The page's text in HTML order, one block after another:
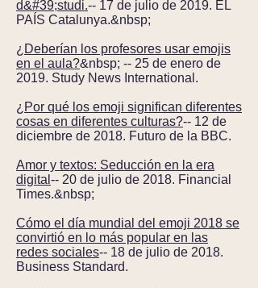
d&#39;studi.-- 17 de julio de 2019. EL
PAÍS Catalunya.&nbsp;
¿Deberían los profesores usar emojis
en el aula?&nbsp; -- 25 de enero de
2019. Study News International.
¿Por qué los emoji significan diferentes
cosas en diferentes culturas?-- 12 de
diciembre de 2018. Futuro de la BBC.
Amor y textos: Seducción en la era
digital -- 20 de julio de 2018. Financial
Times.&nbsp;
Cómo el día mundial del emoji 2018 se
convirtió en lo más popular en las
redes sociales-- 18 de julio de 2018.
Business Standard.